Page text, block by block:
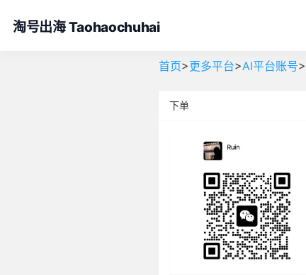
淘号出海 Taohaochuhai
首页>更多平台>AI平台账号>
下单